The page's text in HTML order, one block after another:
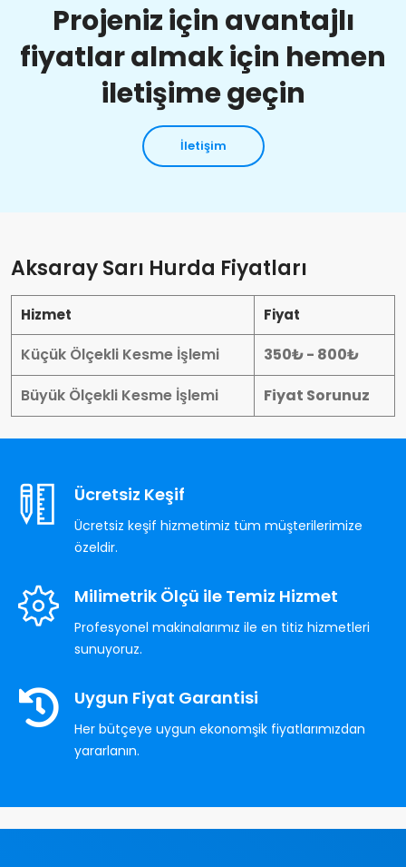
Projeniz için avantajlı
fiyatlar almak için hemen
iletişime geçin
İletişim
Aksaray Sarı Hurda Fiyatları
Hizmet Fiyat
Küçük Ölçekli Kesme İşlemi
350₺ - 800₺
Büyük Ölçekli Kesme İşlemi
Fiyat Sorunuz
Ücretsiz Keşif
Ücretsiz keşif hizmetimiz tüm müşterilerimize
özeldir.
Milimetrik Ölçü ile Temiz Hizmet
Profesyonel makinalarımız ile en titiz hizmetleri
sunuyoruz.
Uygun Fiyat Garantisi
Her bütçeye uygun ekonomşik fiyatlarımızdan
yararlanın.